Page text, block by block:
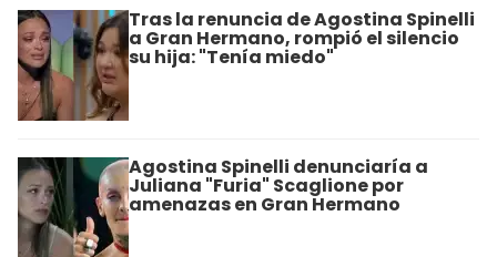
Tras la renuncia de Agostina Spinelli
a Gran Hermano, rompió el silencio
su hija: "Tenía miedo"
Agostina Spinelli denunciaría a
Juliana "Furia" Scaglione por
amenazas en Gran Hermano